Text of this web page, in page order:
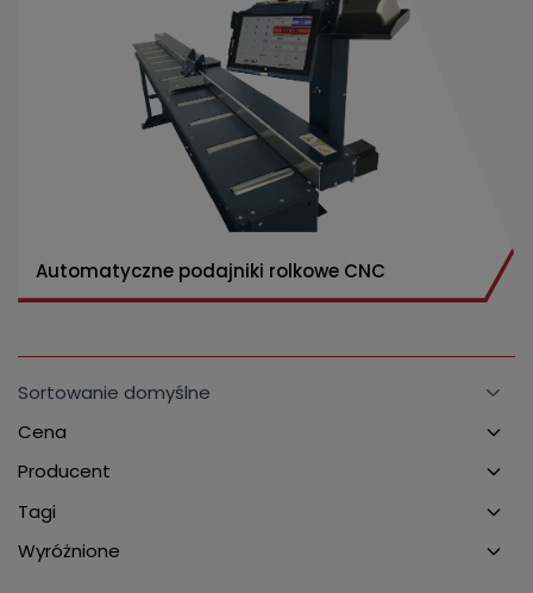
Automatyczne podajniki rolkowe CNC
Cena
Producent
Tagi
Wyróżnione